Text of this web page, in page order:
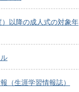
以降の成人式の対象年
（生涯学習情報誌）